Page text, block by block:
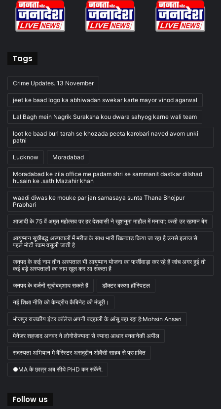
Tags
Crime Updates. 13 November
jeet ke baad logo ka abhiwadan swekar karte mayor vinod agarwal
Lal Bagh mein Nagrik Suraksha kou dwara sahyog karne wali team
loot ke baad buri tarah se khozada peeta karobari naved avom unki
patni
Lucknow Moradabad
Moradabad ke zila office me padam shri se sammanit dastkar dilshad
husain ke .sath Mazahir khan
waadi diwas ke mouke par jan samasaya sunta Thana Bhojpur
Prabhari
आजादी के 75 वें अमृत महोत्सव पर हर देशवासी ने खुशनुमा माहौल में मनाया: फसी उर रहमान बेग
आयुष्मान सूचीबद्ध अस्पतालों में मरीज के साथ भारी खिलवाड़ किया जा रहा है उनसे इलाज से
पहले मोटी रकम वसूली जाती है
जनपद के कई नाम तीन अस्पताल भी आयुष्मान योजना का फर्जीवाड़ा कर रहे हैं जांच अगर हुई तो
कई बड़े अस्पतालों का नाम खुल कर आ सकता है
जनपद के दर्जनों सूचीबद्आध सकते हैं डॉक्टर बरुआ हॉस्पिटल
नई शिक्षा नीति को केन्द्रीय कैबिनेट की मंजूरी।
भोजपुर राजकीय इंटर कॉलेज अपनी बदहाली के आंसू बहा रहा है:Mohsin Ansari
मेनेजर शहजाद अनवर ने लोगोसेज्यादा से ज्यादा आधार बनवानेकी अपील
सदस्यता अभियान मे बैरिस्टर असदुद्दीन ओवैसी साहब से प्रभावित
●MA के छात्र अब सीधे PHD कर सकेंगे.
Follow us